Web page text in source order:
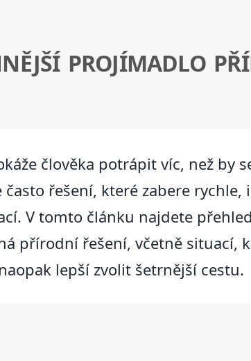
PROJÍMADLO
člověka potrápit víc, než by
často řešení, které zabere
V tomto článku najdete
přírodní řešení, včetně situací,
lepší zvolit šetrnější cestu.